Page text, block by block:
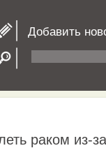
Добавить
раком из-за